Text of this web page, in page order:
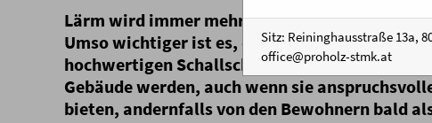
Lärm wird immer mehr zu einem Stressfaktor
Umso wichtiger ist es, dass qualitativ
hochwertigen Schallschutz bieten. Sogenannte
Gebäude werden, auch wenn sie
bieten, andernfalls von den Bewohnern bald
Sitz: Reininghausstraße 13a,
office@proholz-stmk.at